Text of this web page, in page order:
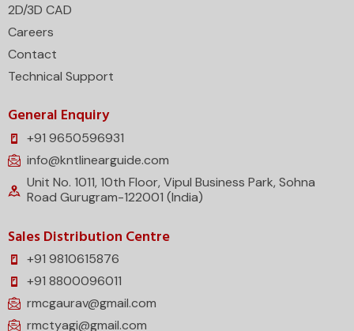
2D/3D CAD
Careers
Contact
Technical Support
General Enquiry
+91 9650596931
info@kntlinearguide.com
Unit No. 1011, 10th Floor, Vipul Business Park, Sohna
Road Gurugram-122001 (India)
Sales Distribution Centre
+91 9810615876
+91 8800096011
rmcgaurav@gmail.com
rmctyagi@gmail.com